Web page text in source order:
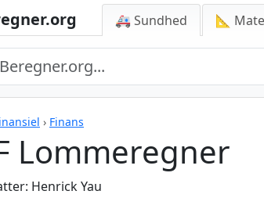
🚑 Sundhed 📐
› Finans
Lommeregner
Henrick Yau